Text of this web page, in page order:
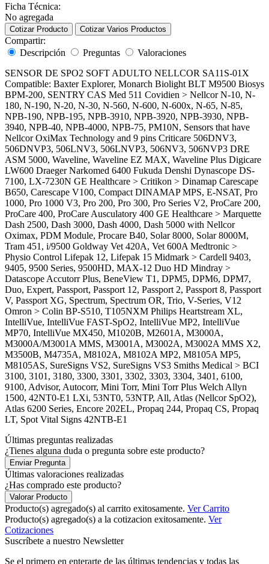
Ficha Técnica:
No agregada
Cotizar Producto Cotizar Varios Productos
Compartir:
Descripción
Preguntas
Valoraciones
SENSOR DE SPO2 SOFT ADULTO NELLCOR SA11S-01X
Compatible: Baxter Explorer, Monarch Biolight BLT M9500 Biosys
BPM-200, SENTRY CAS Med 511 Covidien > Nellcor N-10, N-
180, N-190, N-20, N-30, N-560, N-600, N-600x, N-65, N-85,
NPB-190, NPB-195, NPB-3910, NPB-3920, NPB-3930, NPB-
3940, NPB-40, NPB-4000, NPB-75, PM10N, Sensors that have
Nellcor OxiMax Technology and 9 pins Criticare 506DNV3,
506DNVP3, 506LNV3, 506LNVP3, 506NV3, 506NVP3 DRE
ASM 5000, Waveline, Waveline EZ MAX, Waveline Plus Digicare
LW600 Draeger Narkomed 6400 Fukuda Denshi Dynascope DS-
7100, LX-7230N GE Healthcare > Critikon > Dinamap Carescape
B650, Carescape V100, Compact DINAMAP MPS, E-NSAT, Pro
1000, Pro 1000 V3, Pro 200, Pro 300, Pro Series V2, ProCare 200,
ProCare 400, ProCare Ausculatory 400 GE Healthcare > Marquette
Dash 2500, Dash 3000, Dash 4000, Dash 5000 with Nellcor
Oximax, PDM Module, Procare B40, Solar 8000, Solar 8000M,
Tram 451, i/9500 Goldway Vet 420A, Vet 600A Medtronic >
Physio Control Lifepak 12, Lifepak 15 Midmark > Cardell 9403,
9405, 9500 Series, 9500HD, MAX-12 Duo HD Mindray >
Datascope Accutorr Plus, BeneView T1, DPM5, DPM6, DPM7,
Duo, Expert, Passport, Passport 12, Passport 2, Passport 8, Passport
V, Passport XG, Spectrum, Spectrum OR, Trio, V-Series, V12
Omron > Colin BP-S510, T105NXM Philips Heartstream XL,
IntelliVue, IntelliVue FAST-SpO2, IntelliVue MP2, IntelliVue
MP70, IntelliVue MX450, M1020B, M2601A, M3000A,
M3000A/M3001A MMS, M3001A, M3002A, M3002A MMS X2,
M3500B, M4735A, M8102A, M8102A MP2, M8105A MP5,
M8105AS, SureSigns VS2, SureSigns VS3 Smiths Medical > BCI
3100, 3101, 3180, 3300, 3301, 3302, 3303, 3304, 3401, 6100,
9100, Advisor, Autocorr, Mini Torr, Mini Torr Plus Welch Allyn
1500, 42NT0-E1 LXi, 53NT0, 53NTP, All, Atlas (Nellcor SpO2),
Atlas 6200 Series, Encore 202EL, Propaq 244, Propaq CS, Propaq
LT, Spot Vital Signs 42NTB-E1
Últimas preguntas realizadas
¿Tienes alguna duda o pregunta sobre este producto?
Enviar Pregunta
Últimas valoraciones realizadas
¿Has comprado este producto?
Valorar Producto
Producto(s) agregado(s) al carrito exitosamente. Ver Carrito
Producto(s) agregado(s) a la cotizacion exitosamente. Ver
Cotizaciones
Suscríbete a nuestro Newsletter
Se el primero en enterarte de las últimas tendencias y todas las